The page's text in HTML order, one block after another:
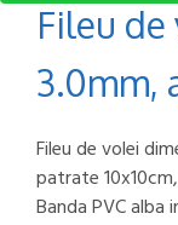
Fileu
3.0mm,
Fileu de volei
patrate
Banda PVC alba